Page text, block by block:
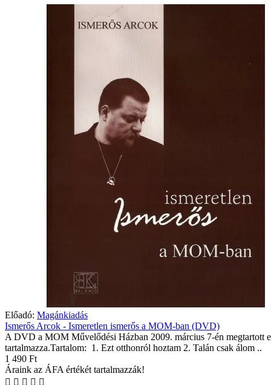
Előadó: Magánkiadás
Ismerős Arcok - Ismeretlen ismerős a MOM-ban (DVD)
A DVD a MOM Művelődési Házban 2009. március 7-én megtartott
tartalmazza.Tartalom: 1. Ezt otthonról hoztam 2. Talán csak álom ..
1 490 Ft
Áraink az ÁFA értékét tartalmazzák!